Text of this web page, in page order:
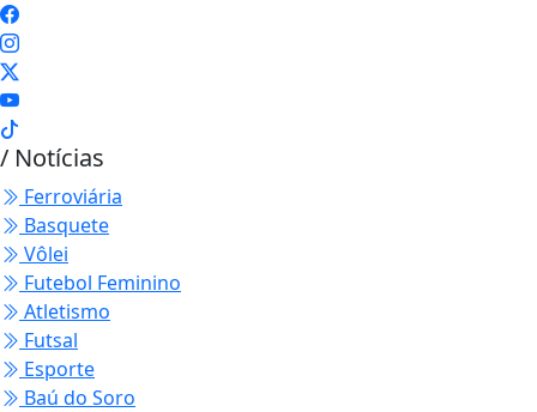
/ Notícias
Ferroviária
Basquete
Vôlei
Futebol Feminino
Atletismo
Futsal
Esporte
Baú do Soro